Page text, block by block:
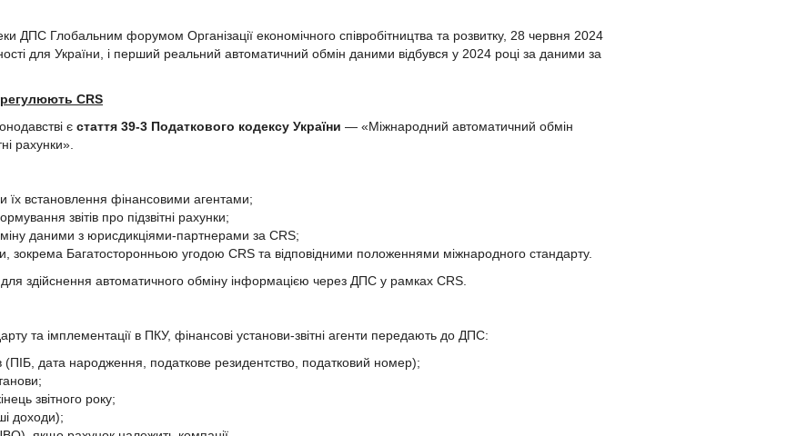
ДПС Глобальним форумом Організації економічного співробітництва та розвитку, 28 червня 2024
для України, і перший реальний автоматичний обмін даними відбувся у 2024 році за даними за
CRS
є стаття 39-3 Податкового кодексу України — «Міжнародний автоматичний обмін
рахунки».
їх встановлення фінансовими агентами;
звітів про підзвітні рахунки;
даними з юрисдикціями-партнерами за CRS;
зокрема Багатосторонньою угодою CRS та відповідними положеннями міжнародного стандарту.
здійснення автоматичного обміну інформацією через ДПС у рамках CRS.
та імплементації в ПКУ, фінансові установи-звітні агенти передають до ДПС:
(ПІБ, дата народження, податкове резидентство, податковий номер);
звітного року;
доходи);